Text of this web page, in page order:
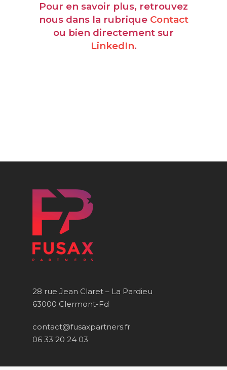
Pour en savoir plus, retrouvez
nous dans la rubrique Contact
ou bien directement sur
LinkedIn.
28 rue Jean Claret – La Pardieu
63000 Clermont-Fd
contact@fusaxpartners.fr
06 33 20 24 03